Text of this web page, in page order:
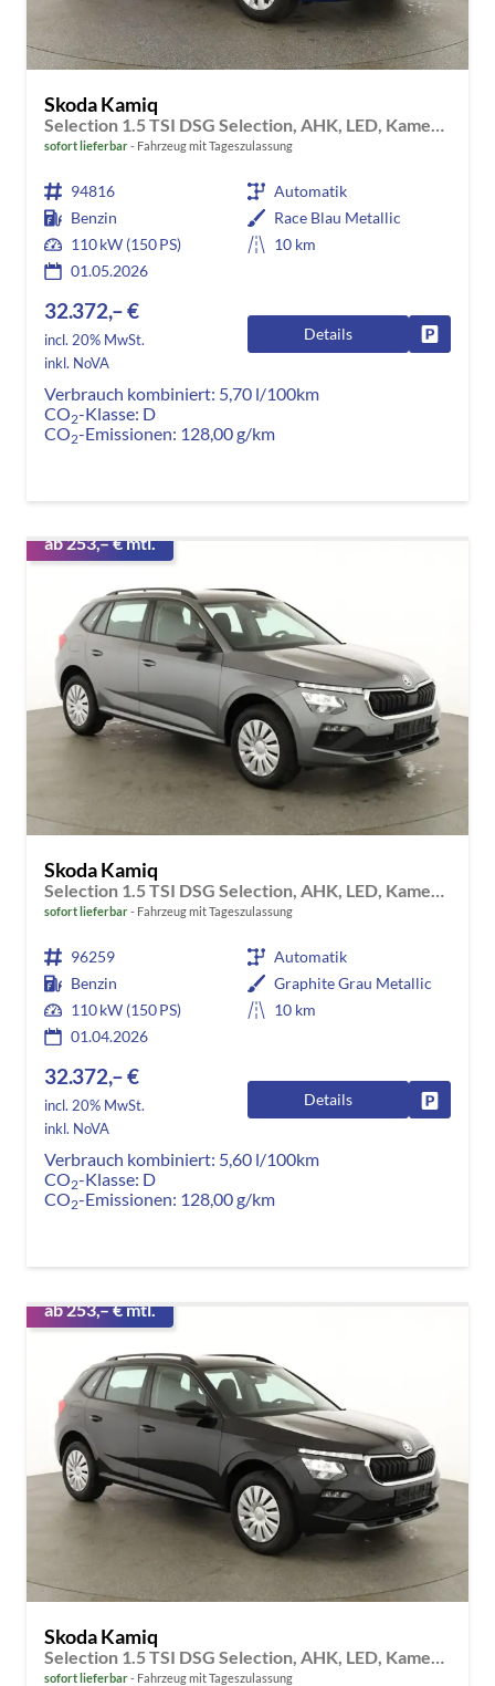
Skoda Kamiq
sofort lieferbar Fahrzeug mit Tageszulassung
94816
Automatik
Benzin
Race Blau Metallic
110 kW (150 PS)
10 km
01.05.2026
32.372,– €
incl. 20% MwSt.
inkl. NoVA
Details
Verbrauch kombiniert: 5,70 l/100km
CO2-Klasse: D
CO2-Emissionen: 128,00 g/km
ab 253,– € mtl.
Skoda Kamiq
Selection 1.5 TSI DSG Selection, AHK, LED, Kamera, Ladeboden, Winter
sofort lieferbar Fahrzeug mit Tageszulassung
96259
Automatik
Benzin
Graphite Grau Metallic
110 kW (150 PS)
10 km
01.04.2026
32.372,– €
incl. 20% MwSt.
inkl. NoVA
Details
Verbrauch kombiniert: 5,60 l/100km
CO2-Klasse: D
CO2-Emissionen: 128,00 g/km
ab 253,– € mtl.
Skoda Kamiq
Selection 1.5 TSI DSG Selection, AHK, LED, Kamera, Ladeboden, Winter
sofort lieferbar Fahrzeug mit Tageszulassung